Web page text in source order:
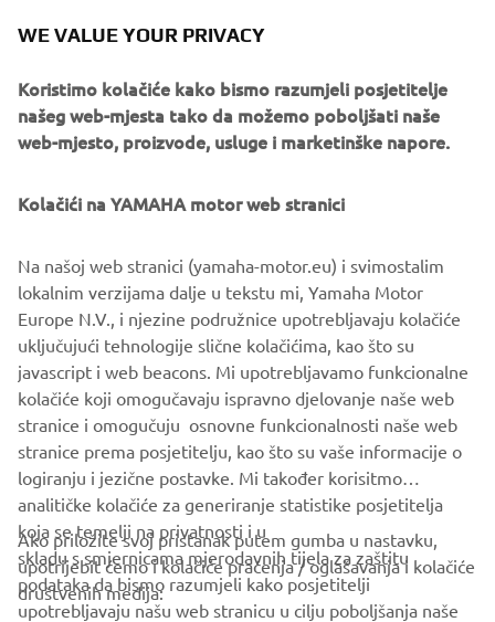
This special combination of timeless good looks and
the Faster Sons philosophy, and with its unique
of riders the chance to celebrate the past, while at the
same time benefitting from the very latest technology
and an outstanding riding experience.
XSR700 XTRIBUTE
CORPORATE
WE VALUE YOUR PRIVACY
Koristimo kolačiće kako bismo razumjeli posjetitelje
našeg web-mjesta tako da možemo poboljšati naše
web-mjesto, proizvode, usluge i marketinške napore.
Kolačići na YAMAHA motor web stranici
Na našoj web stranici (yamaha-motor.eu) i svimostalim
lokalnim verzijama dalje u tekstu mi, Yamaha Motor
Europe N.V., i njezine podružnice upotrebljavaju kolačiće
uključujući tehnologije slične kolačićima, kao što su
javascript i web beacons. Mi upotrebljavamo funkcionalne
kolačiće koji omogučavaju ispravno djelovanje naše web
stranice i omogučuju osnovne funkcionalnosti naše web
stranice prema posjetitelju, kao što su vaše informacije o
logiranju i jezične postavke. Mi također korisitmo
analitičke kolačiće za generiranje statistike posjetitelja
koja se temelji na privatnosti i u
skladu s smjernicama mjerodavnih tijela za zaštitu
podataka da bismo razumjeli kako posjetitelji
upotrebljavaju našu web stranicu u cilju poboljšanja naše
Ako priložite svoj pristanak putem gumba u nastavku,
upotrijebit ćemo i kolačiće praćenja / oglašavanja i kolačiće
društvenih medija: